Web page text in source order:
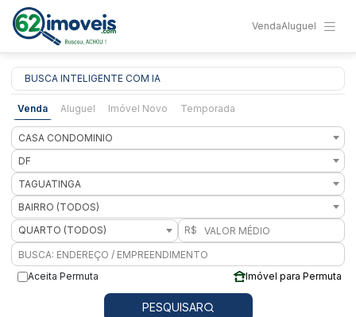
VendaAluguel
BUSCA INTELIGENTE COM IA
Venda Aluguel Imóvel Novo Temporada
CASA CONDOMINIO
DF
TAGUATINGA
BAIRRO (TODOS)
QUARTO (TODOS)
R$
Aceita Permuta Imóvel para Permuta
PESQUISAR